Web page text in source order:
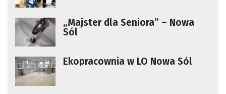
„Majster dla Seniora” – Nowa
Sól
Ekopracownia w LO Nowa Sól